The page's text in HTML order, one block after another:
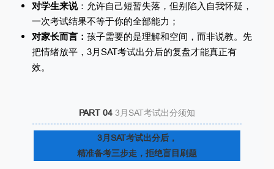
对学生来说：允许自己短暂失落，但别陷入自我怀疑，
一次考试结果不等于你的全部能力；
对家长而言： 孩子需要的是理解和空间，而非说教。先
把情绪放平，3月SAT考试出分后的复盘才能真正有
效。
PART 04 3月SAT考试出分须知
3月SAT考试出分后，
精准备考三步走，拒绝盲目刷题